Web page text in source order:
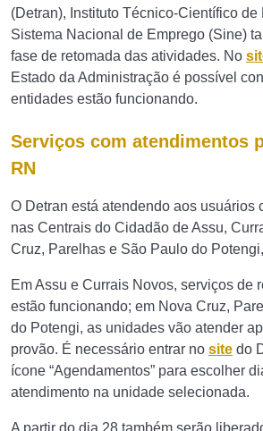
(Detran), Instituto Técnico-Científico de
Sistema Nacional de Emprego (Sine)
fase de retomada das atividades. No
Estado da Administração é possível
entidades estão funcionando.
Serviços com atendimentos
RN
O Detran está atendendo aos usuários
nas Centrais do Cidadão de Assu,
Cruz, Parelhas e São Paulo do
Em Assu e Currais Novos, serviços de
estão funcionando; em Nova Cruz,
do Potengi, as unidades vão atender
provão. É necessário entrar no site do
ícone “Agendamentos” para escolher
atendimento na unidade selecionada.
A partir do dia 28 também serão